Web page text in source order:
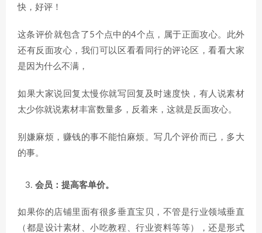
快，好评！
这条评价就包含了5个点中的4个点，属于正面攻心。此外
还有反面攻心，我们可以区看看同行的评论区，看看大家
是因为什么不满，
如果大家说回复太慢你就写回复及时速度快，有人说素材
太少你就说素材丰富数量多，反着来，这就是反面攻心。
别嫌麻烦，赚钱的事不能怕麻烦。写几个评价而已，多大
的事。
会员：提高客单价。
如果你的店铺里面有很多垂直宝贝，不管是行业领域垂直
（都是设计素材、小吃教程、行业资料等等），还是形式